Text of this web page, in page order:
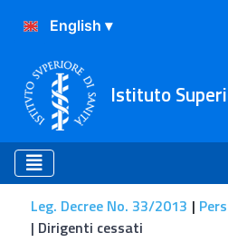
Istituto
Leg. Decree No. 33/2013
Dirigenti cessati